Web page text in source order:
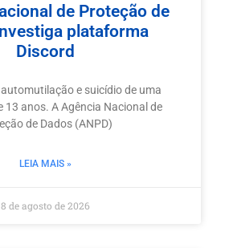
de Proteção de
plataforma
Discord
e suicídio de uma
13 anos. A Agência Nacional de
de Dados (ANPD)
LEIA MAIS »
8 de agosto de 2026